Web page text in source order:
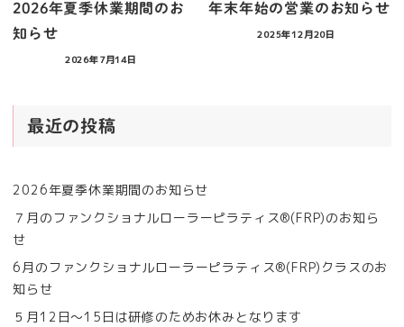
2026年夏季休業期間のお
知らせ
2026年7月14日
年末年始の営業のお知らせ
2025年12月20日
最近の投稿
2026年夏季休業期間のお知らせ
７月のファンクショナルローラーピラティス®︎(FRP)のお知ら
せ
6月のファンクショナルローラーピラティス®︎(FRP)クラスのお
知らせ
５月12日〜15日は研修のためお休みとなります